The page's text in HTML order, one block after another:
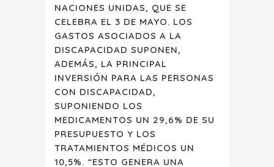
NACIONES UNIDAS, QUE SE
CELEBRA EL 3 DE MAYO. LOS
GASTOS ASOCIADOS A LA
DISCAPACIDAD SUPONEN,
ADEMÁS, LA PRINCIPAL
INVERSIÓN PARA LAS PERSONAS
CON DISCAPACIDAD,
SUPONIENDO LOS
MEDICAMENTOS UN 29,6% DE SU
PRESUPUESTO Y LOS
TRATAMIENTOS MÉDICOS UN
10,5%. “ESTO GENERA UNA